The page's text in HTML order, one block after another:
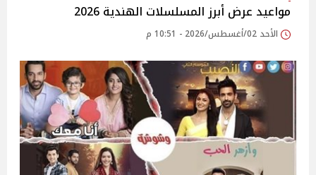
مواعيد عرض أبرز المسلسلات الهندية 2026
الأحد 02/أغسطس/2026 - 10:51 م